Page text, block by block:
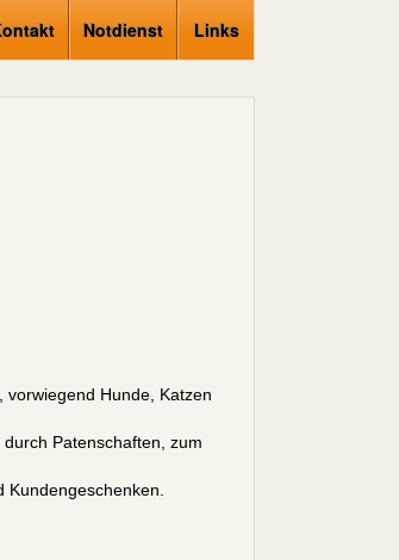
Notdienst Links
Hunde, Katzen
Patenschaften, zum